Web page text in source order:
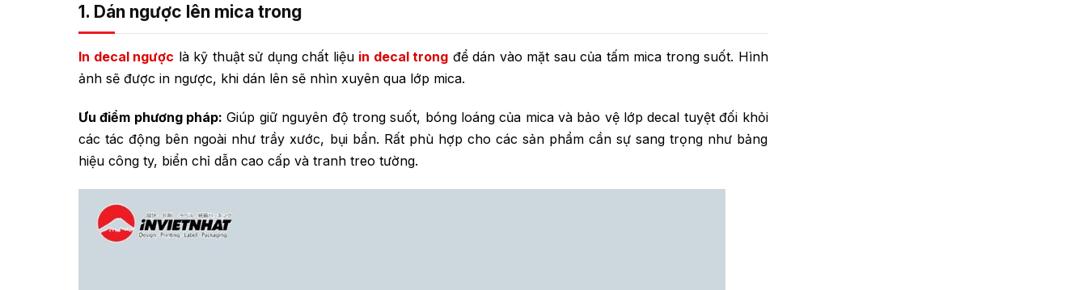
1. Dán ngược lên mica trong
In decal ngược là kỹ thuật sử dụng chất liệu in decal trong để dán vào mặt sau của tấm mica trong suốt. Hình
ảnh sẽ được in ngược, khi dán lên sẽ nhìn xuyên qua lớp mica.
Ưu điểm phương pháp: Giúp giữ nguyên độ trong suốt, bóng loáng của mica và bảo vệ lớp decal tuyệt đối khỏi
các tác động bên ngoài như trầy xước, bụi bẩn. Rất phù hợp cho các sản phẩm cần sự sang trọng như bảng
hiệu công ty, biển chỉ dẫn cao cấp và tranh treo tường.